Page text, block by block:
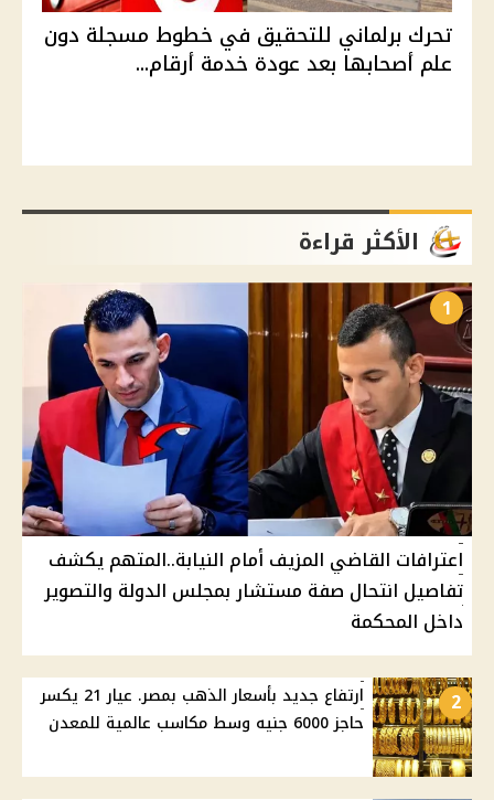
تحرك برلماني للتحقيق في خطوط مسجلة دون
علم أصحابها بعد عودة خدمة أرقام...
الأكثر قراءة
1
اعترافات القاضي المزيف أمام النيابة..المتهم يكشف
تفاصيل انتحال صفة مستشار بمجلس الدولة والتصوير
داخل المحكمة
2
ارتفاع جديد بأسعار الذهب بمصر. عيار 21 يكسر
حاجز 6000 جنيه وسط مكاسب عالمية للمعدن